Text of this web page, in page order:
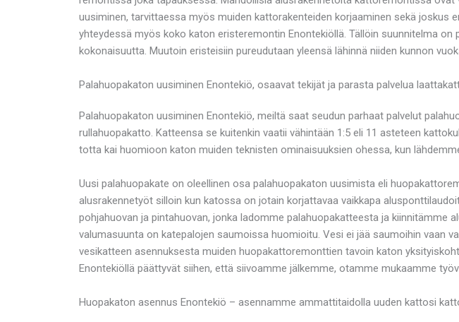
uusiminen, tarvittaessa myös muiden kattorakenteiden korjaaminen sekä
yhteydessä myös koko katon eristeremontin Enontekiöllä. Tällöin suunnitelma
kokonaisuutta. Muutoin eristeisiin pureudutaan yleensä lähinnä niiden kunnon
Palahuopakaton uusiminen Enontekiö, osaavat tekijät ja parasta palvelua
Palahuopakaton uusiminen Enontekiö, meiltä saat seudun parhaat palvelut
rullahuopakatto. Katteensa se kuitenkin vaatii vähintään 1:5 eli 11 asteteen
totta kai huomioon katon muiden teknisten ominaisuuksien ohessa, kun
Uusi palahuopakate on oleellinen osa palahuopakaton uusimista eli
alusrakennetyöt silloin kun katossa on jotain korjattavaa vaikkapa
pohjahuovan ja pintahuovan, jonka ladomme palahuopakatteesta ja kiinnitämme
valumasuunta on katepalojen saumoissa huomioitu. Vesi ei jää saumoihin vaan
vesikatteen asennuksesta muiden huopakattoremonttien tavoin katon
Enontekiöllä päättyvät siihen, että siivoamme jälkemme, otamme mukaamme
Huopakaton asennus Enontekiö – asennamme ammattitaidolla uuden kattosi